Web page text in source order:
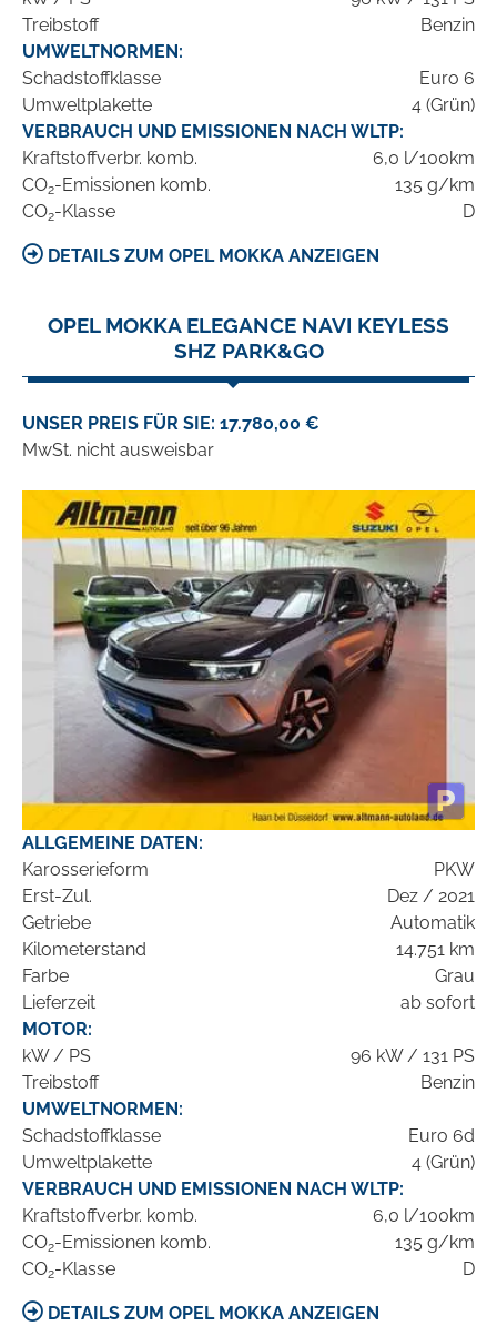
Treibstoff
Benzin
UMWELTNORMEN:
Schadstoffklasse
Euro 6
Umweltplakette
4 (Grün)
VERBRAUCH UND EMISSIONEN NACH WLTP:
Kraftstoffverbr. komb.
6,0 l/100km
CO2-Emissionen komb.
135 g/km
CO2-Klasse D
DETAILS ZUM OPEL MOKKA ANZEIGEN
OPEL MOKKA ELEGANCE NAVI KEYLESS
SHZ PARK&GO
UNSER PREIS FÜR SIE: 17.780,00 €
MwSt. nicht ausweisbar
ALLGEMEINE DATEN:
Karosserieform
PKW
Erst-Zul.
Dez / 2021
Getriebe
Automatik
Kilometerstand
14.751 km
Farbe
Grau
Lieferzeit
ab sofort
MOTOR:
kW / PS
96 kW / 131 PS
Treibstoff
Benzin
UMWELTNORMEN:
Schadstoffklasse
Euro 6d
Umweltplakette
4 (Grün)
VERBRAUCH UND EMISSIONEN NACH WLTP:
Kraftstoffverbr. komb.
6,0 l/100km
CO2-Emissionen komb.
135 g/km
CO2-Klasse D
DETAILS ZUM OPEL MOKKA ANZEIGEN